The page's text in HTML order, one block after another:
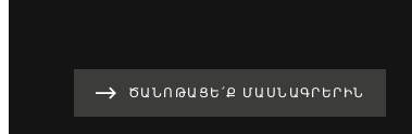
ԾԱՆՈԹԱՑԵ՛Ք ՄԱՍՆԱԳՐԵՐԻՆ